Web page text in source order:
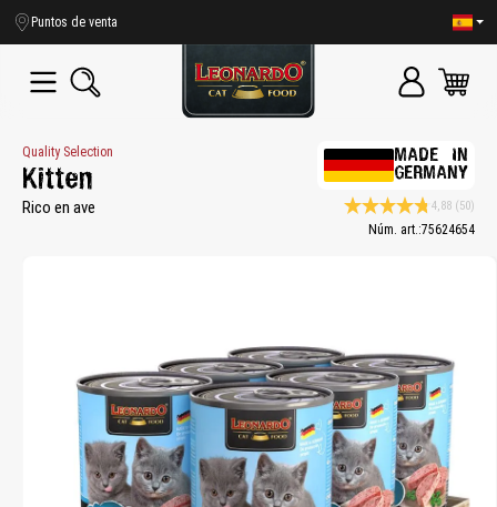
principal
Puntos de venta
Quality Selection
Kitten
Rico en ave
MADE IN
GERMANY
Calificación promedio
4,88 (50)
Núm. art.:75624654